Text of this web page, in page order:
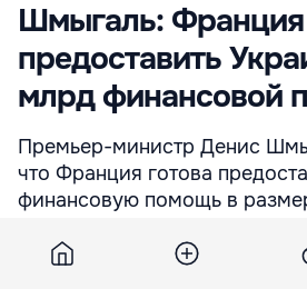
Шмыгаль: Франция
предоставить
млрд финансовой
Премьер-министр Денис
что Франция готова
финансовую помощь в